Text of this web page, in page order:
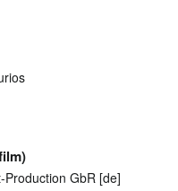
Production GbR [de]